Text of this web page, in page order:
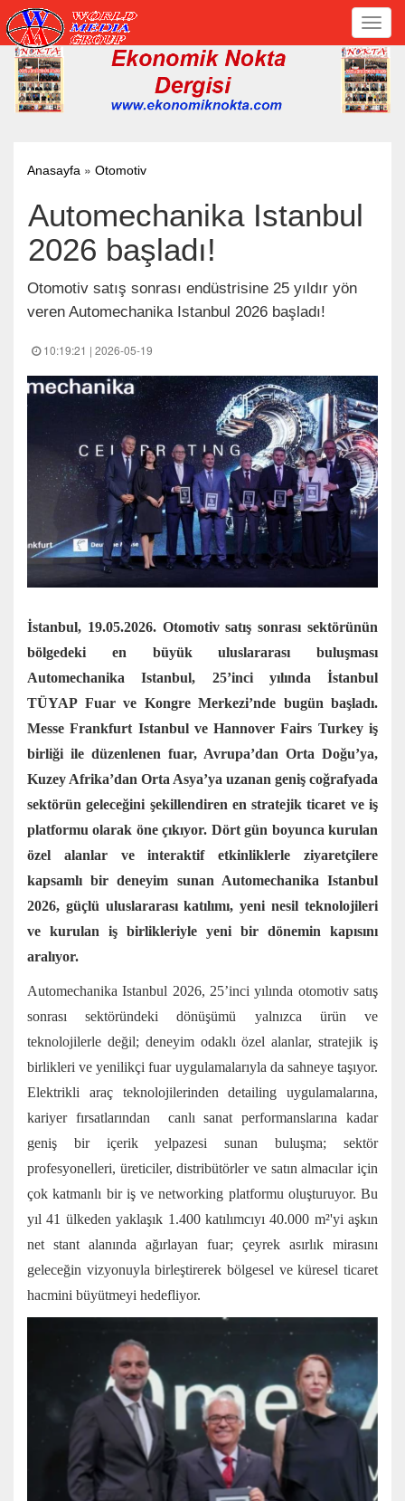
Anasayfa » Otomotiv
Automechanika Istanbul
2026 başladı!
Otomotiv satış sonrası endüstrisine 25 yıldır yön
veren Automechanika Istanbul 2026 başladı!
10:19:21 | 2026-05-19
İstanbul, 19.05.2026. Otomotiv satış sonrası sektörünün
bölgedeki en büyük uluslararası buluşması
Automechanika Istanbul, 25’inci yılında İstanbul
TÜYAP Fuar ve Kongre Merkezi’nde bugün başladı.
Messe Frankfurt Istanbul ve Hannover Fairs Turkey iş
birliği ile düzenlenen fuar, Avrupa’dan Orta Doğu’ya,
Kuzey Afrika’dan Orta Asya’ya uzanan geniş coğrafyada
sektörün geleceğini şekillendiren en stratejik ticaret ve iş
platformu olarak öne çıkıyor. Dört gün boyunca kurulan
özel alanlar ve interaktif etkinliklerle ziyaretçilere
kapsamlı bir deneyim sunan Automechanika Istanbul
2026, güçlü uluslararası katılımı, yeni nesil teknolojileri
ve kurulan iş birlikleriyle yeni bir dönemin kapısını
aralıyor.
Automechanika Istanbul 2026, 25’inci yılında otomotiv satış
sonrası sektöründeki dönüşümü yalnızca ürün ve
teknolojilerle değil; deneyim odaklı özel alanlar, stratejik iş
birlikleri ve yenilikçi fuar uygulamalarıyla da sahneye taşıyor.
Elektrikli araç teknolojilerinden detailing uygulamalarına,
kariyer fırsatlarından canlı sanat performanslarına kadar
geniş bir içerik yelpazesi sunan buluşma; sektör
profesyonelleri, üreticiler, distribütörler ve satın almacılar için
çok katmanlı bir iş ve networking platformu oluşturuyor. Bu
yıl 41 ülkeden yaklaşık 1.400 katılımcıyı 40.000 m²'yi aşkın
net stant alanında ağırlayan fuar; çeyrek asırlık mirasını
geleceğin vizyonuyla birleştirerek bölgesel ve küresel ticaret
hacmini büyütmeyi hedefliyor.